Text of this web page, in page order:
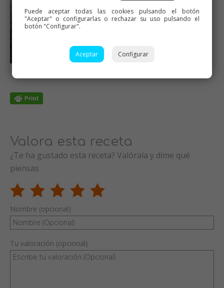
Valora esta receta
¿Te ha gustado esta receta? Valórala y dime qué
piensas
Nombre (opcional)
Tu valoración (opcional)
Puede aceptar todas las cookies pulsando el botón
"Aceptar" o configurarlas o rechazar su uso pulsando el
botón "Configurar".
Aceptar Configurar